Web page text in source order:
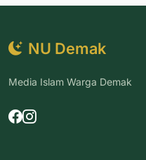
NU Demak
Media Islam Warga Demak